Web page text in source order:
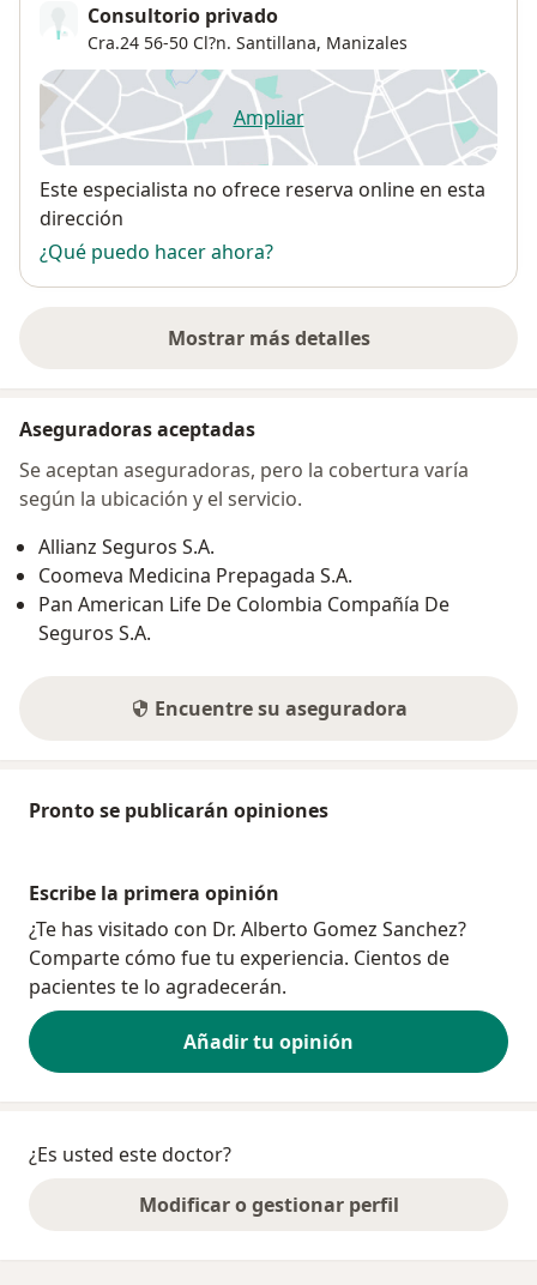
Consultorio privado
Cra.24 56-50 Cl?n. Santillana, Manizales
Ampliarse abre en una nueva
Disponibilidad
Este especialista no ofrece reserva online en esta
dirección
¿Qué puedo hacer ahora?
Mostrar más detalles
sobre la dirección
Aseguradoras aceptadas
Se aceptan aseguradoras, pero la cobertura varía
según la ubicación y el servicio.
Allianz Seguros S.A.
Coomeva Medicina Prepagada S.A.
Pan American Life De Colombia Compañía De
Seguros S.A.
Encuentre su aseguradora
Pronto se publicarán opiniones
Escribe la primera opinión
¿Te has visitado con Dr. Alberto Gomez Sanchez?
Comparte cómo fue tu experiencia. Cientos de
pacientes te lo agradecerán.
Añadir tu opinión
¿Es usted este doctor?
Modificar o gestionar perfil